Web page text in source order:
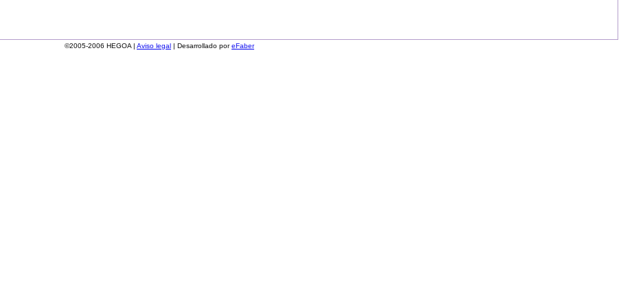
©2005-2006 HEGOA | Aviso legal | Desarrollado poreFaber